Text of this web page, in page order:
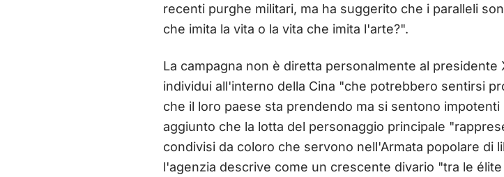
recenti purghe militari, ma ha suggerito che i paralleli
che imita la vita o la vita che imita l'arte?".
La campagna non è diretta personalmente al
individui all'interno della Cina "che potrebbero sentirsi
che il loro paese sta prendendo ma si sentono
aggiunto che la lotta del personaggio principale
condivisi da coloro che servono nell'Armata popolare di
l'agenzia descrive come un crescente divario "tra le